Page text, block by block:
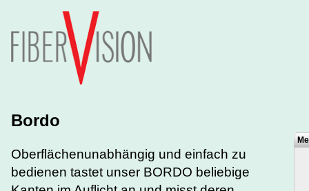
Bordo
Oberflächenunabhängig und einfach zu
bedienen tastet unser BORDO beliebige